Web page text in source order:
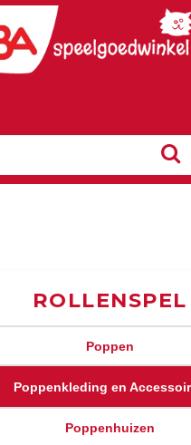
ROLLENSPEL
Poppen
Poppenkleding en
Poppenhuizen